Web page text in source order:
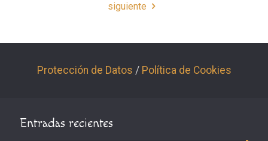
siguiente
Protección de Datos / Política de Cookies
Entradas recientes